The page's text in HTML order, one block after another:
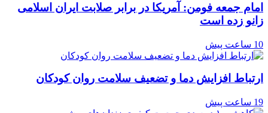
امام جمعه فومن: آمریکا در برابر صلابت ایران اسلامی
زانو زده است
10 ساعت پیش
ارتباط افزایش دما و تضعیف سلامت روان کودکان
19 ساعت پیش